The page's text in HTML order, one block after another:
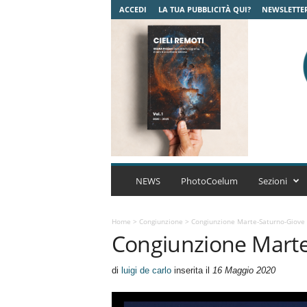
ACCEDI LA TUA PUBBLICITÀ QUI?
C
u
m
r
NEWS PhotoCoelum Sezioni
Home > Congiunzione > Congiunzione Marte-Saturno-Giove
Congiunzione
di luigi de carloinserita il 16 Maggio 2020